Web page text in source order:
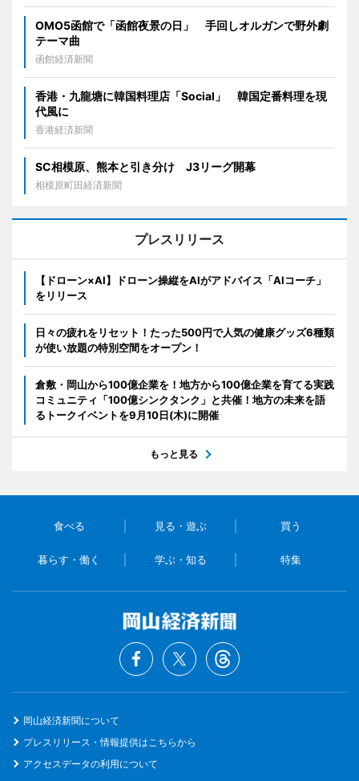
OMO5函館で「函館夜景の日」 手回しオルガンで野外劇
テーマ曲
函館経済新聞
香港・九龍塘に韓国料理店「Social」 韓国定番料理を現
代風に
香港経済新聞
SC相模原、熊本と引き分け J3リーグ開幕
相模原町田経済新聞
プレスリリース
【ドローン×AI】ドローン操縦をAIがアドバイス「AIコーチ」
をリリース
日々の疲れをリセット！たった500円で人気の健康グッズ6種類
が使い放題の特別空間をオープン！
倉敷・岡山から100億企業を！地方から100億企業を育てる実践
コミュニティ「100億シンクタンク」と共催！地方の未来を語
るトークイベントを9月10日(木)に開催
もっと見る
食べる 見る・遊ぶ 買う
暮らす・働く 学ぶ・知る 特集
岡山経済新聞について
プレスリリース・情報提供はこちらから
アクセスデータの利用について